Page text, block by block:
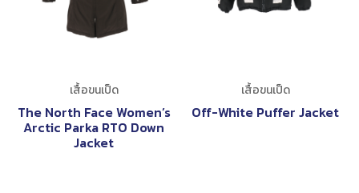
เสื้อขนเป็ด
The North Face Women’s
Arctic Parka RTO Down
Jacket
เสื้อขนเป็ด
Off-White Puffer Jacket